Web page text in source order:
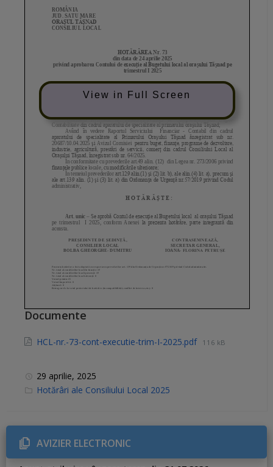
View in Full Screen
Documente
HCL-nr.-73-cont-executie-trim-I-2025.pdf 116 kB
29 aprilie, 2025
C
r
i
e
Hotărâri ale Consiliului Local 2025
AVIZIER ELECTRONIC